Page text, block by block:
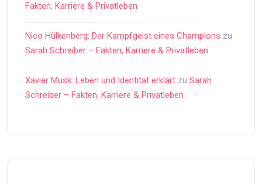
Fakten, Karriere & Privatleben
Nico Hülkenberg: Der Kampfgeist eines Champions zu
Sarah Schreiber – Fakten, Karriere & Privatleben
Xavier Musk: Leben und Identität erklärt zu Sarah
Schreiber – Fakten, Karriere & Privatleben